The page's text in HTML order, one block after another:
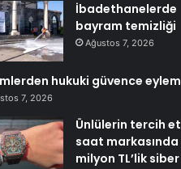
İbadethanelerde
bayram temizliği
Ağustos 7, 2026
hukuki güvence
7, 2026
Ünlülerin tercih
saat markasında
milyon TL’lik